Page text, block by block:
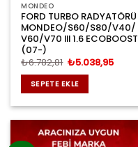
MONDEO
FORD TURBO RADYATÖRÜ
MONDEO/S60/S80/V40/
V60/V70 III 1.6 ECOBOOST
(07-)
₺6.782,81 Orijinal
₺6.782,81.
₺5.038,95Şu
SEPETE EKLE